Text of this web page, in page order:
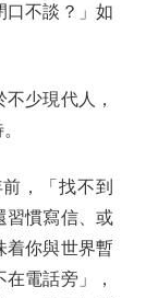
口不談？」如
少現代人，
，「找不到
習慣寫信、或
着你與世界暫
電話旁」，